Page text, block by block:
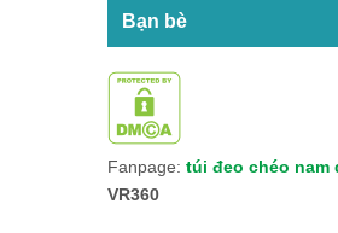
Bạn bè
Fanpage: túi đeo chéo nam
VR360